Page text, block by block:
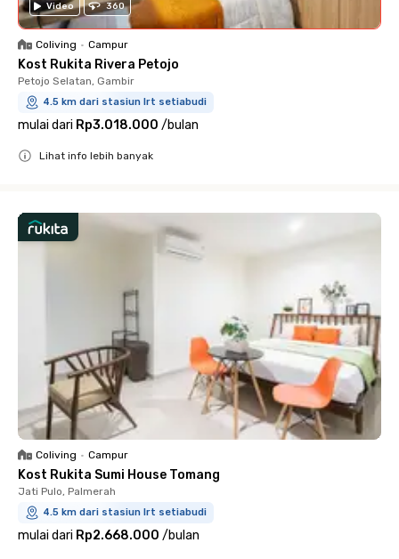
Video 360
Coliving • Campur
Kost Rukita Rivera Petojo
Petojo Selatan, Gambir
4.5 km dari stasiun lrt setiabudi
mulai dari Rp3.018.000 /bulan
Lihat info lebih banyak
Coliving • Campur
Kost Rukita Sumi House Tomang
Jati Pulo, Palmerah
4.5 km dari stasiun lrt setiabudi
mulai dari Rp2.668.000 /bulan